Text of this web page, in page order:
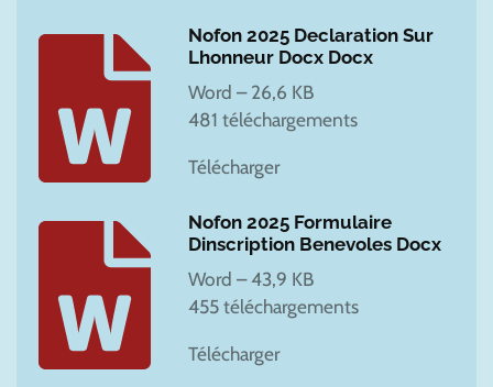
Nofon 2025 Declaration Sur
Lhonneur Docx Docx
Word – 26,6 KB
481 téléchargements
Télécharger
Nofon 2025 Formulaire
Dinscription Benevoles Docx
Word – 43,9 KB
455 téléchargements
Télécharger